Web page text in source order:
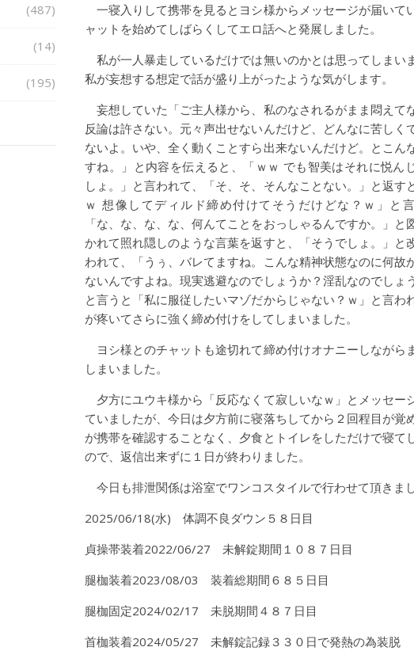
(487)
(14)
(195)
一寝入りして携帯を見るとヨシ様からメッセージが届いて
ャットを始めてしばらくしてエロ話へと発展しました。
私が一人暴走しているだけでは無いのかとは思ってしまいま
私が妄想する想定で話が盛り上がったような気がします。
妄想していた「ご主人様から、私のなされるがまま悶えてな
反論は許さない。元々声出せないんだけど、どんなに苦しく
ないよ。いや、全く動くことすら出来ないんだけど。とこん
すね。」と内容を伝えると、「ｗｗ でも智美はそれに悦ん
しょ。」と言われて、「そ、そ、そんなことない。」と返す
ｗ 想像してディルド締め付けてそうだけどな？ｗ」と言
「な、な、な、な、何んてことをおっしゃるんですか。」と
かれて照れ隠しのような言葉を返すと、「そうでしょ。」と
われて、「うぅ、バレてますね。こんな精神状態なのに何故
ないんですよね。現実逃避なのでしょうか？淫乱なのでしょ
と言うと「私に服従したいマゾだからじゃない？ｗ」と言わ
が疼いてさらに強く締め付けをしてしまいました。
ヨシ様とのチャットも途切れて締め付けオナニーしながら
しまいました。
夕方にユウキ様から「反応なくて寂しいなｗ」とメッセー
ていましたが、今日は夕方前に寝落ちしてから２回程目が覚
が携帯を確認することなく、夕食とトイレをしただけで寝て
ので、返信出来ずに１日が終わりました。
今日も排泄関係は浴室でワンコスタイルで行わせて頂きまし
2025/06/18(水) 体調不良ダウン５８日目
貞操帯装着2022/06/27 未解錠期間１０８７日目
腿枷装着2023/08/03 装着総期間６８５日目
腿枷固定2024/02/17 未脱期間４８７日目
首枷装着2024/05/27 未解錠記録３３０日で発熱の為装脱